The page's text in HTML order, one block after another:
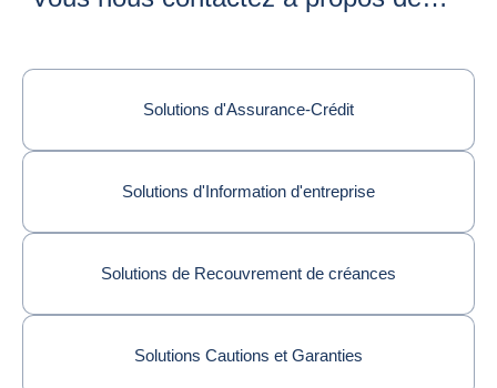
Solutions d'Assurance-Crédit
Solutions d'Information d'entreprise
Solutions de Recouvrement de créances
Solutions Cautions et Garanties